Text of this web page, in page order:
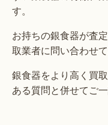
す。
お持ちの銀食器が査
取業者に問い合わせて
銀食器をより高く買
ある質問と併せてご一